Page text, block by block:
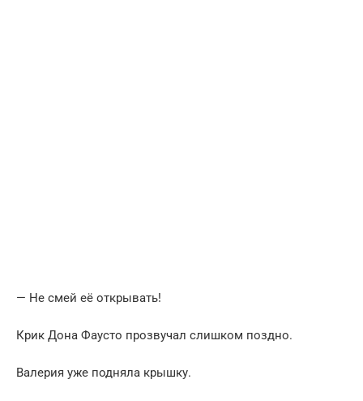
— Не смей её открывать!
Крик Дона Фаусто прозвучал слишком поздно.
Валерия уже подняла крышку.